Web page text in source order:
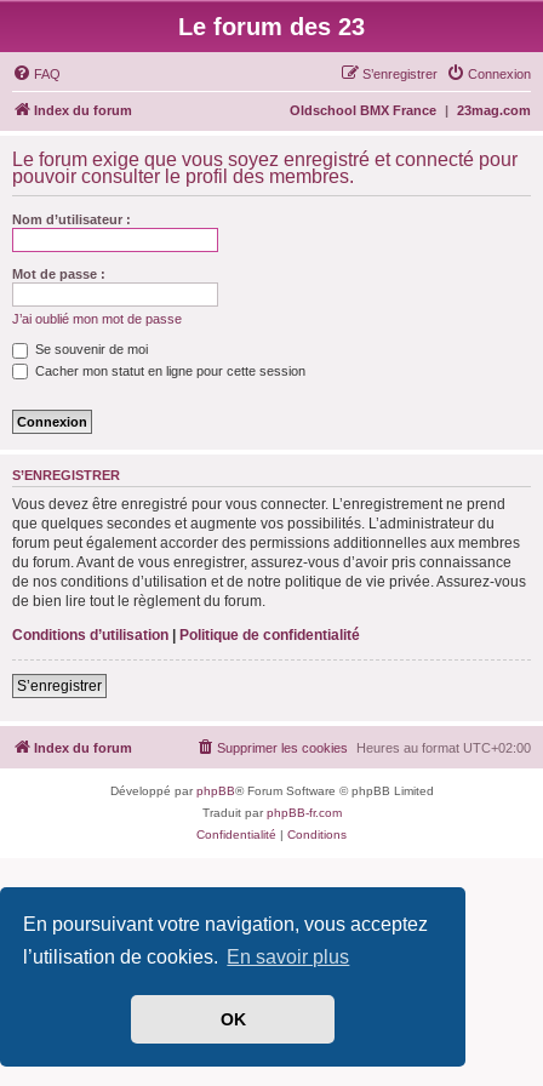
En poursuivant votre navigation, vous acceptez
l’utilisation de cookies. En savoir plus
OK
Le forum des 23
FAQ Connexion
S’enregistrer
Index du forum 23mag.com
|
Oldschool BMX France
Le forum exige que vous soyez enregistré et connecté pour
pouvoir consulter le profil des membres.
Nom d’utilisateur :
Mot de passe :
J’ai oublié mon mot de passe
Se souvenir de moi
Cacher mon statut en ligne pour cette session
S’ENREGISTRER
Vous devez être enregistré pour vous connecter. L’enregistrement ne prend
que quelques secondes et augmente vos possibilités. L’administrateur du
forum peut également accorder des permissions additionnelles aux membres
du forum. Avant de vous enregistrer, assurez-vous d’avoir pris connaissance
de nos conditions d’utilisation et de notre politique de vie privée. Assurez-vous
de bien lire tout le règlement du forum.
Conditions d’utilisation | Politique de confidentialité
S’enregistrer
Index du forum Heures au format UTC+02:00
Supprimer les cookies
Développé parphpBB® Forum Software © phpBB Limited
Traduit parphpBB-fr.com
Confidentialité | Conditions